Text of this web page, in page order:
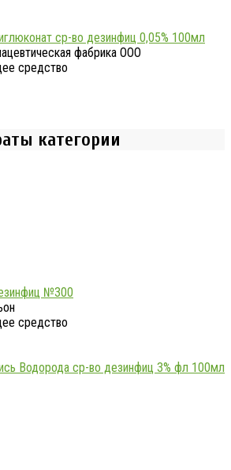
ср-во дезинфиц 0,05% 100мл
фабрика ООО
средство
категории
№300
средство